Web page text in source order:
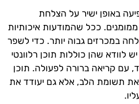
באופן ישיר על הצלחת
ככל שהמודעות איכותיות
במכרזים גבוה יותר. כדי לשפר
לוודא שהן כוללות תוכן רלוונטי
עם קריאה ברורה לפעולה. תוכן
תשומת הלב, אלא גם יעודד את